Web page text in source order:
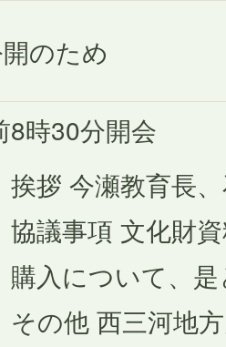
のため
8時30分開会
挨拶 今瀬教育長
協議事項 文化財
購入について、
その他 西三河地